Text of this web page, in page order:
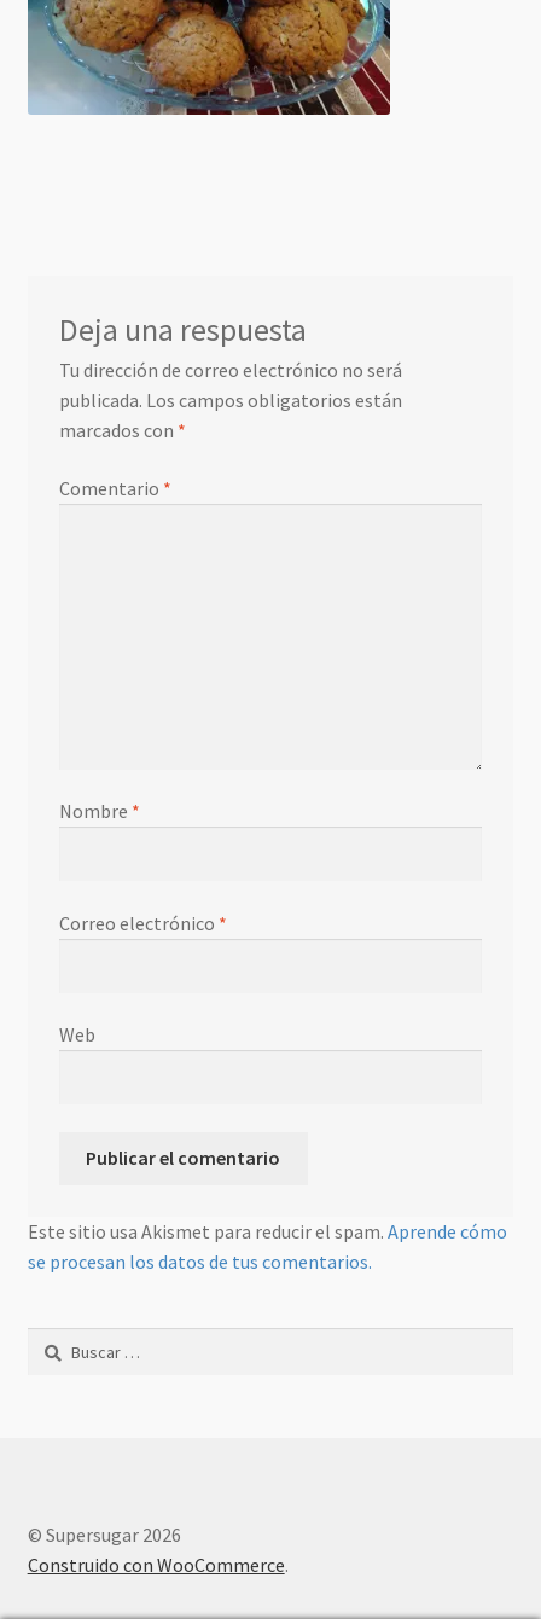
Deja una respuesta
Tu dirección de correo electrónico no será
publicada. Los campos obligatorios están
marcados con *
Comentario *
Nombre *
Correo electrónico *
Web
Este sitio usa Akismet para reducir el spam. Aprende cómo
se procesan los datos de tus comentarios.
Buscar:
© Supersugar 2026
Construido con WooCommerce.